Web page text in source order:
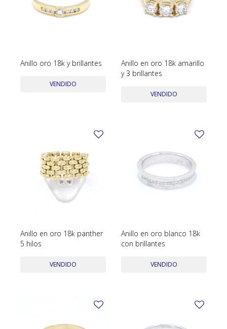
Anillo oro 18k y brillantes
VENDIDO
Anillo en oro 18k amarillo
y 3 brillantes
VENDIDO
Anillo en oro 18k panther
5 hilos
VENDIDO
Anillo en oro blanco 18k
con brillantes
VENDIDO